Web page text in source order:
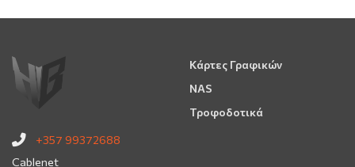
+357 99372688
Cablenet
Κάρτες Γραφικών
NAS
Τροφοδοτικά